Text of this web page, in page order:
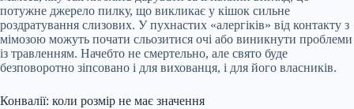
потужне джерело пилку, що викликає у кішок сильне
роздратування слизових. У пухнастих «алергіків» від контакту з
мімозою можуть почати сльозитися очі або виникнути проблеми
із травленням. Начебто не смертельно, але свято буде
безповоротно зіпсовано і для вихованця, і для його власників.
Конвалії: коли розмір не має значення